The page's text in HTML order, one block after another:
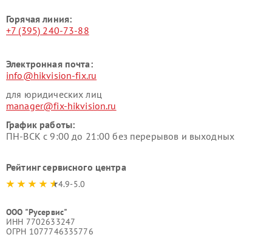
Горячая линия:
+7 (395) 240-73-88
Электронная почта:
info@hikvision-fix.ru
для юридических лиц
manager@fix-hikvision.ru
График работы:
ПН-ВСК с 9:00 до 21:00 без перерывов и выходных
Рейтинг сервисного центра
4.9-5.0
ООО "Русервис"
ИНН 7702633247
ОГРН 1077746335776